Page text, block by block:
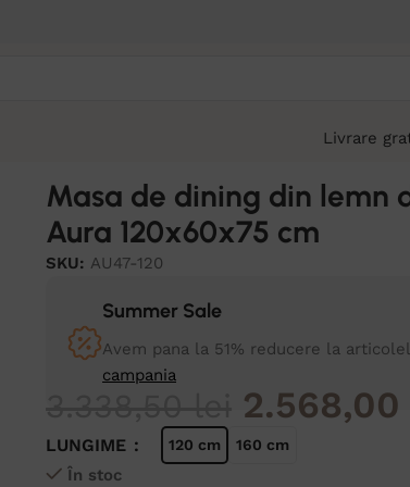
Livrare
Masa de dining din lemn
Aura 120x60x75 cm
SKU: AU47-120
Summer Sale
Avem pana la 51% reducere la
campania
2.568,00
LUNGIME 120 cm 160 cm
În stoc